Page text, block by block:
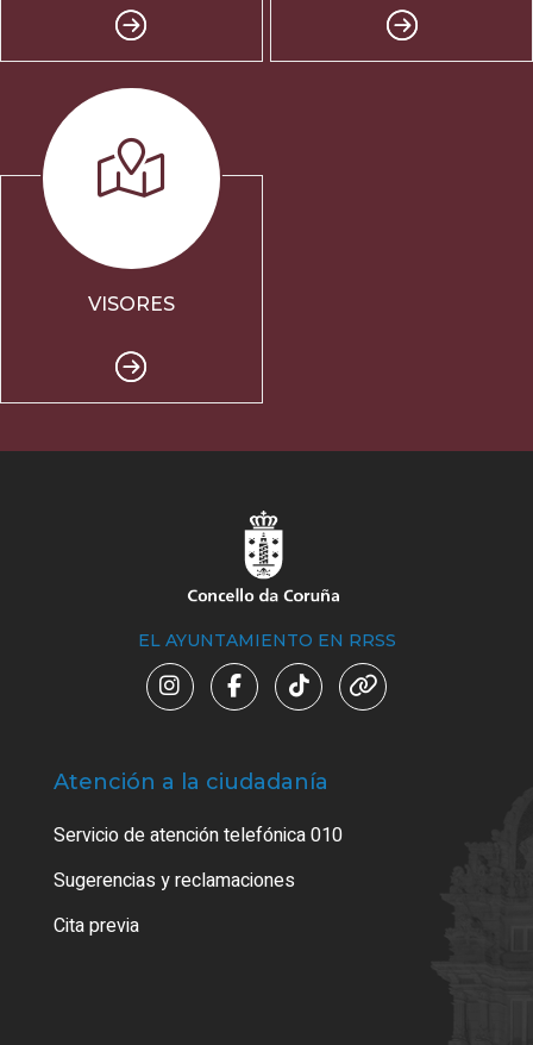
VISORES
EL AYUNTAMIENTO EN RRSS
Atención a la ciudadanía
Servicio de atención telefónica 010
Sugerencias y reclamaciones
Cita previa